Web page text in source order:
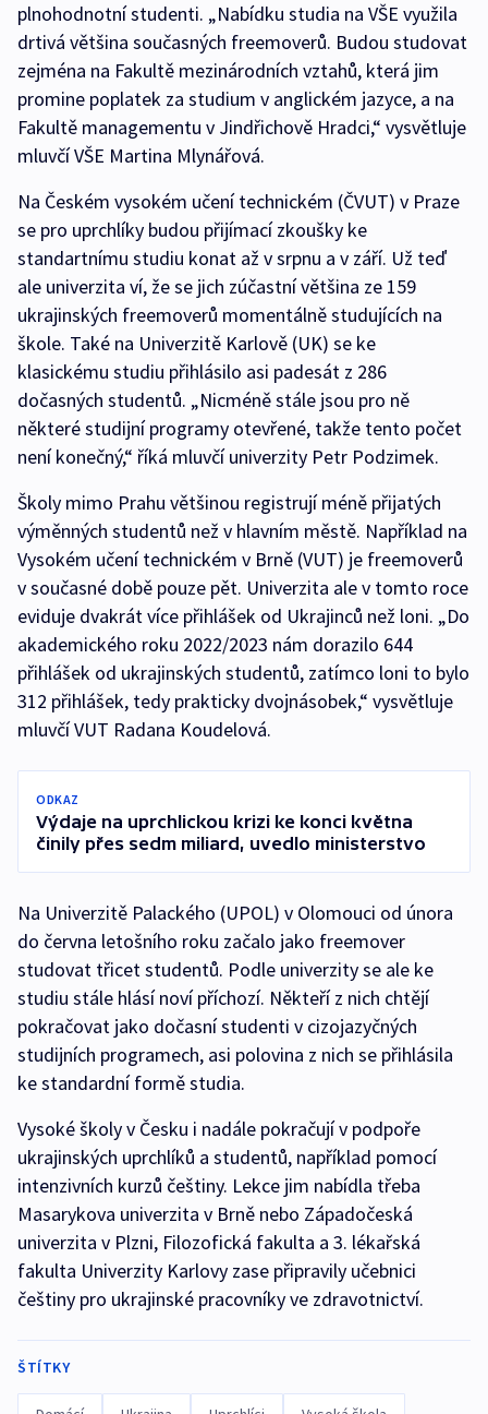
plnohodnotní studenti. „Nabídku studia na VŠE využila
drtivá většina současných freemoverů. Budou studovat
zejména na Fakultě mezinárodních vztahů, která jim
promine poplatek za studium v anglickém jazyce, a na
Fakultě managementu v Jindřichově Hradci,“ vysvětluje
mluvčí VŠE Martina Mlynářová.
Na Českém vysokém učení technickém (ČVUT) v Praze
se pro uprchlíky budou přijímací zkoušky ke
standartnímu studiu konat až v srpnu a v září. Už teď
ale univerzita ví, že se jich zúčastní většina ze 159
ukrajinských freemoverů momentálně studujících na
škole. Také na Univerzitě Karlově (UK) se ke
klasickému studiu přihlásilo asi padesát z 286
dočasných studentů. „Nicméně stále jsou pro ně
některé studijní programy otevřené, takže tento počet
není konečný,“ říká mluvčí univerzity Petr Podzimek.
Školy mimo Prahu většinou registrují méně přijatých
výměnných studentů než v hlavním městě. Například na
Vysokém učení technickém v Brně (VUT) je freemoverů
v současné době pouze pět. Univerzita ale v tomto roce
eviduje dvakrát více přihlášek od Ukrajinců než loni. „Do
akademického roku 2022/2023 nám dorazilo 644
přihlášek od ukrajinských studentů, zatímco loni to bylo
312 přihlášek, tedy prakticky dvojnásobek,“ vysvětluje
mluvčí VUT Radana Koudelová.
ODKAZ
Výdaje na uprchlickou krizi ke konci května
činily přes sedm miliard, uvedlo ministerstvo
Na Univerzitě Palackého (UPOL) v Olomouci od února
do června letošního roku začalo jako freemover
studovat třicet studentů. Podle univerzity se ale ke
studiu stále hlásí noví příchozí. Někteří z nich chtějí
pokračovat jako dočasní studenti v cizojazyčných
studijních programech, asi polovina z nich se přihlásila
ke standardní formě studia.
Vysoké školy v Česku i nadále pokračují v podpoře
ukrajinských uprchlíků a studentů, například pomocí
intenzivních kurzů češtiny. Lekce jim nabídla třeba
Masarykova univerzita v Brně nebo Západočeská
univerzita v Plzni, Filozofická fakulta a 3. lékařská
fakulta Univerzity Karlovy zase připravily učebnici
češtiny pro ukrajinské pracovníky ve zdravotnictví.
ŠTÍTKY